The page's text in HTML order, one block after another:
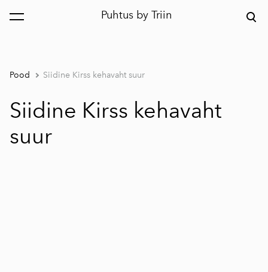
Puhtus by Triin
lisati ostukorvi. Vaata ostukorvi
Pood Siidine Kirss kehavaht suur
Siidine Kirss kehavaht
suur